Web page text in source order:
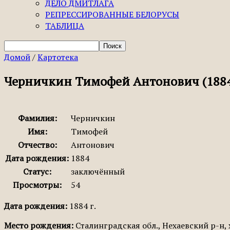
ДЕЛО ДМИТЛАГА
РЕПРЕССИРОВАННЫЕ БЕЛОРУСЫ
ТАБЛИЦА
Домой/Картотека
Черничкин Тимофей Антонович
Фамилия:
Черничкин
Имя:
Тимофей
Отчество:
Антонович
Дата рождения: 1884
Статус:
заключённый
Просмотры:
54
Дата рождения: 1884 г.
Место рождения: Сталинградская обл., Нехаевский р-н,